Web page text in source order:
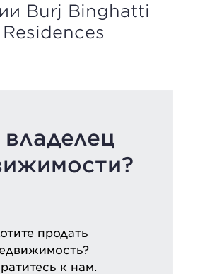
Burj Binghatti
продать
к нам.